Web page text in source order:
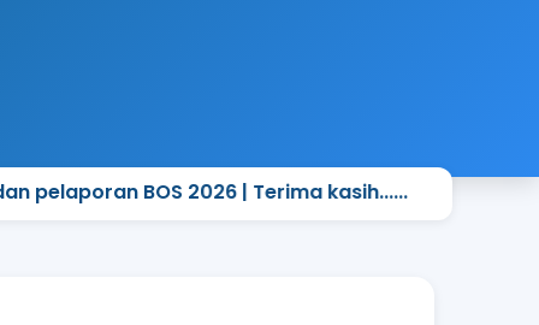
BOS 2026 | Terima kasih......